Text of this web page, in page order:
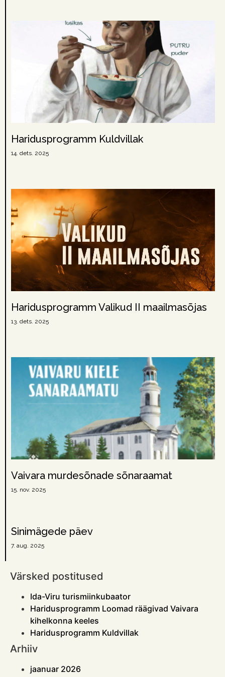
Haridusprogramm Kuldvillak
14. dets. 2025
Haridusprogramm Valikud II maailmasõjas
13. dets. 2025
Vaivara murdesõnade sõnaraamat
15. nov. 2025
Sinimägede päev
7. aug. 2025
Värsked postitused
Ida-Viru turismiinkubaator
Haridusprogramm Loomad räägivad Vaivara
kihelkonna keeles
Haridusprogramm Kuldvillak
Arhiiv
jaanuar 2026